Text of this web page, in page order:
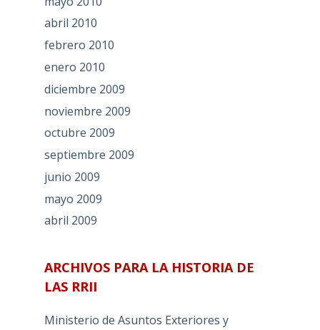
abril 2010
febrero 2010
enero 2010
diciembre 2009
noviembre 2009
octubre 2009
septiembre 2009
junio 2009
mayo 2009
abril 2009
ARCHIVOS PARA LA HISTORIA DE
LAS RRII
Ministerio de Asuntos Exteriores y